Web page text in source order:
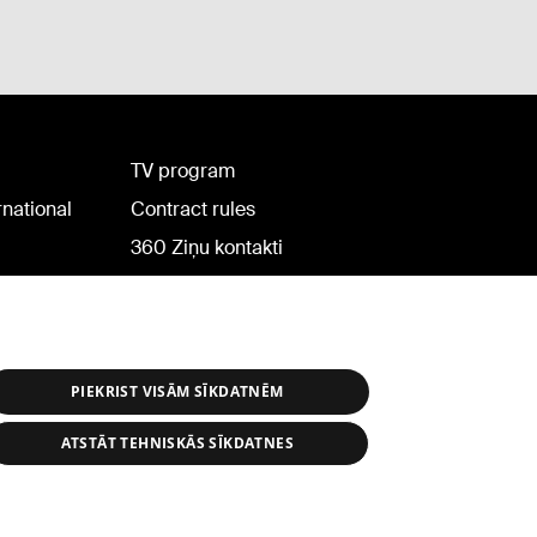
TV program
Contract rules
360 Ziņu kontakti
PIEKRIST VISĀM SĪKDATNĒM
ATSTĀT TEHNISKĀS SĪKDATNES